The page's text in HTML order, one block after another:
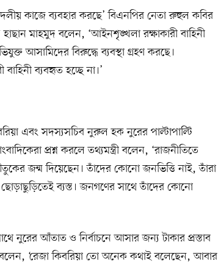
কাজে ব্যবহার করছে’ বিএনপির নেতা রুহুল কবির
মাহমুদ বলেন, ‘আইনশৃঙ্খলা রক্ষাকারী বাহিনী
আসামিদের বিরুদ্ধে ব্যবস্থা গ্রহণ করছে।
ব্যবহৃত হচ্ছে না।’
এবং সদস্যসচিব নুরুল হক নুরের পাল্টাপাল্টি
প্রশ্ন করলে তথ্যমন্ত্রী বলেন, ‘রাজনীতিতে
জন্ম দিয়েছেন। তাঁদের কোনো জনভিত্তি নাই, তাঁরা
ব্যস্ত। জনগণের সাথে তাঁদের কোনো
নুরের আঁতাত ও নির্বাচনে আসার জন্য টাকার প্রস্তাব
বলেন, ‘রেজা কিবরিয়া তো অনেক কথাই বলেছেন, আবার